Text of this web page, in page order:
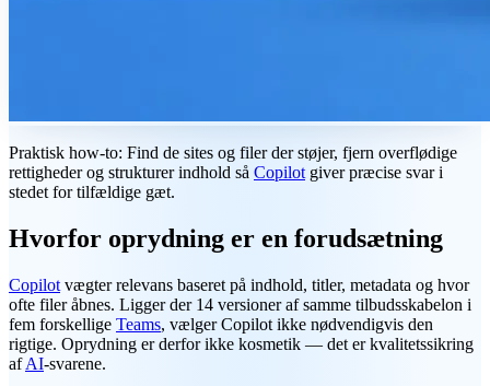
Praktisk how-to: Find de sites og filer der støjer, fjern overflødige
rettigheder og strukturer indhold så Copilot giver præcise svar i
stedet for tilfældige gæt.
Hvorfor oprydning er en forudsætning
Copilot vægter relevans baseret på indhold, titler, metadata og hvor
ofte filer åbnes. Ligger der 14 versioner af samme tilbudsskabelon i
fem forskellige Teams, vælger Copilot ikke nødvendigvis den
rigtige. Oprydning er derfor ikke kosmetik — det er kvalitetssikring
afAI-svarene.